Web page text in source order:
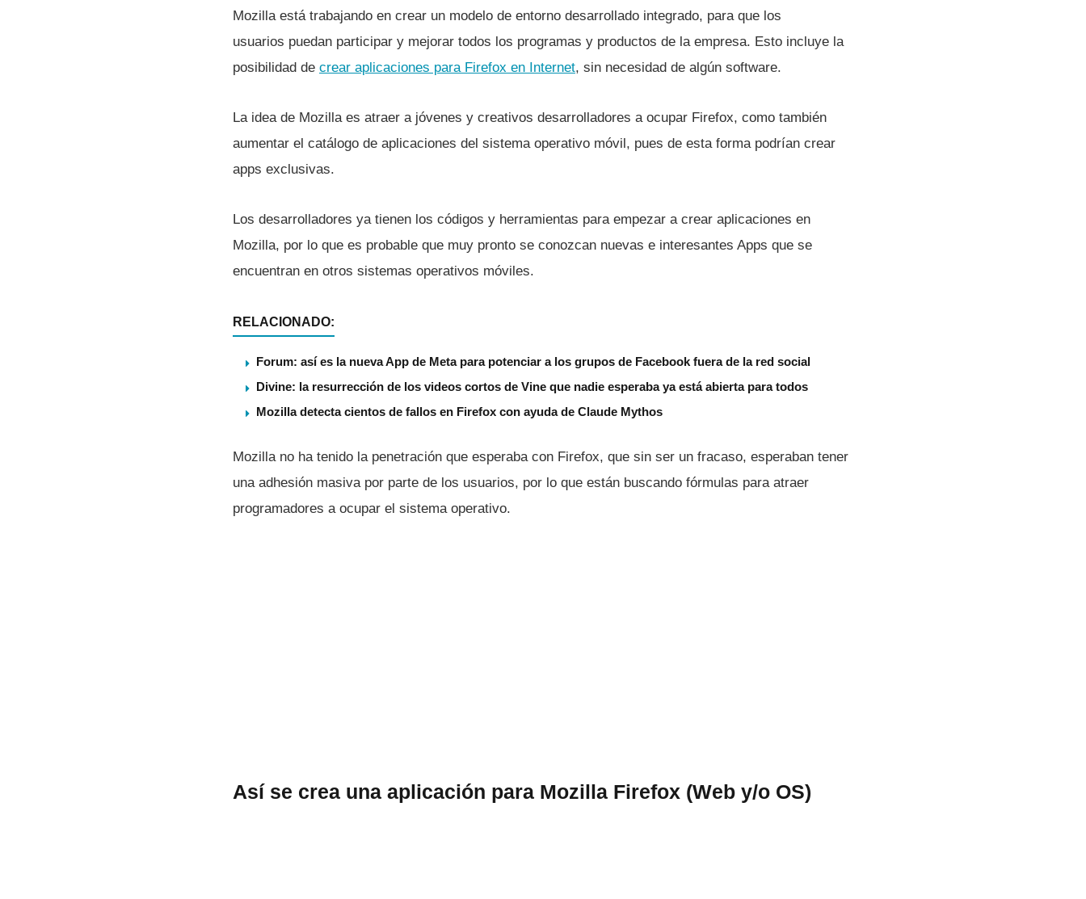
Mozilla está trabajando en crear un modelo de entorno desarrollado integrado, para que los
usuarios puedan participar y mejorar todos los programas y productos de la empresa. Esto incluye la
posibilidad de crear aplicaciones para Firefox en Internet, sin necesidad de algún software.
La idea de Mozilla es atraer a jóvenes y creativos desarrolladores a ocupar Firefox, como también
aumentar el catálogo de aplicaciones del sistema operativo móvil, pues de esta forma podrí­an crear
apps exclusivas.
Los desarrolladores ya tienen los códigos y herramientas para empezar a crear aplicaciones en
Mozilla, por lo que es probable que muy pronto se conozcan nuevas e interesantes Apps que se
encuentran en otros sistemas operativos móviles.
RELACIONADO:
Forum: así es la nueva App de Meta para potenciar a los grupos de Facebook fuera de la red social
Divine: la resurrección de los videos cortos de Vine que nadie esperaba ya está abierta para todos
Mozilla detecta cientos de fallos en Firefox con ayuda de Claude Mythos
Mozilla no ha tenido la penetración que esperaba con Firefox, que sin ser un fracaso, esperaban tener
una adhesión masiva por parte de los usuarios, por lo que están buscando fórmulas para atraer
programadores a ocupar el sistema operativo.
Así­ se crea una aplicación para Mozilla Firefox (Web y/o OS)